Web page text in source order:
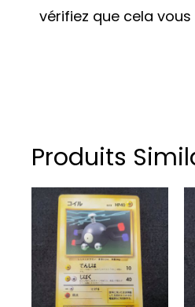
vérifiez que cela vous
Produits